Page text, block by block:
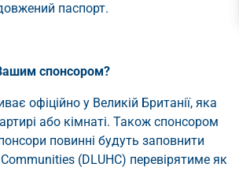
паспорт.
спонсором?
офіційно у Великій Британії, яка
або кімнаті. Також спонсором
повинні будуть заповнити
(DLUHC) перевірятиме як